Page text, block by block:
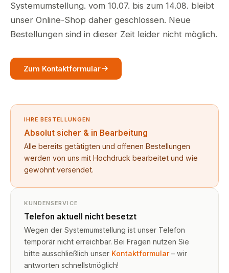
Systemumstellung. vom 10.07. bis zum 14.08. bleibt
unser Online-Shop daher geschlossen. Neue
Bestellungen sind in dieser Zeit leider nicht möglich.
Zum Kontaktformular
IHRE BESTELLUNGEN
Absolut sicher & in Bearbeitung
Alle bereits getätigten und offenen Bestellungen
werden von uns mit Hochdruck bearbeitet und wie
gewohnt versendet.
KUNDENSERVICE
Telefon aktuell nicht besetzt
Wegen der Systemumstellung ist unser Telefon
temporär nicht erreichbar. Bei Fragen nutzen Sie
bitte ausschließlich unser Kontaktformular– wir
antworten schnellstmöglich!